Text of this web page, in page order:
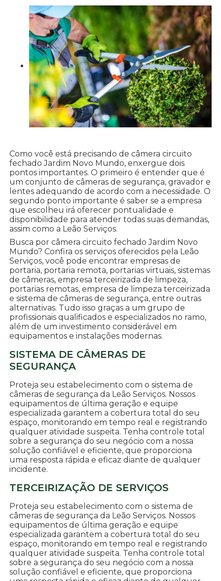
Como você está precisando de câmera circuito
fechado Jardim Novo Mundo, enxergue dois
pontos importantes. O primeiro é entender que é
um conjunto de câmeras de segurança, gravador e
lentes adequando de acordo com a necessidade. O
segundo ponto importante é saber se a empresa
que escolheu irá oferecer pontualidade e
disponibilidade para atender todas suas demandas,
assim como a Leão Serviços.
Busca por câmera circuito fechado Jardim Novo
Mundo? Confira os serviços oferecidos pela Leão
Serviços, você pode encontrar empresas de
portaria, portaria remota, portarias virtuais, sistemas
de câmeras, empresa terceirizada de limpeza,
portarias remotas, empresa de limpeza terceirizada
e sistema de câmeras de segurança, entre outras
alternativas. Tudo isso graças a um grupo de
profissionais qualificados e especializados no ramo,
além de um investimento considerável em
equipamentos e instalações modernas.
SISTEMA DE CÂMERAS DE
SEGURANÇA
Proteja seu estabelecimento com o sistema de
câmeras de segurança da Leão Serviços. Nossos
equipamentos de última geração e equipe
especializada garantem a cobertura total do seu
espaço, monitorando em tempo real e registrando
qualquer atividade suspeita. Tenha controle total
sobre a segurança do seu negócio com a nossa
solução confiável e eficiente, que proporciona
uma resposta rápida e eficaz diante de qualquer
incidente.
TERCEIRIZAÇÃO DE SERVIÇOS
Proteja seu estabelecimento com o sistema de
câmeras de segurança da Leão Serviços. Nossos
equipamentos de última geração e equipe
especializada garantem a cobertura total do seu
espaço, monitorando em tempo real e registrando
qualquer atividade suspeita. Tenha controle total
sobre a segurança do seu negócio com a nossa
solução confiável e eficiente, que proporciona